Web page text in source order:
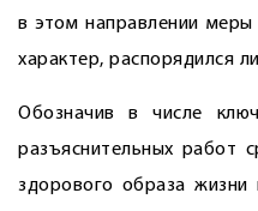
в этом направлении
характер, распорядился
Обозначив в числе
разъяснительных работ
здорового образа